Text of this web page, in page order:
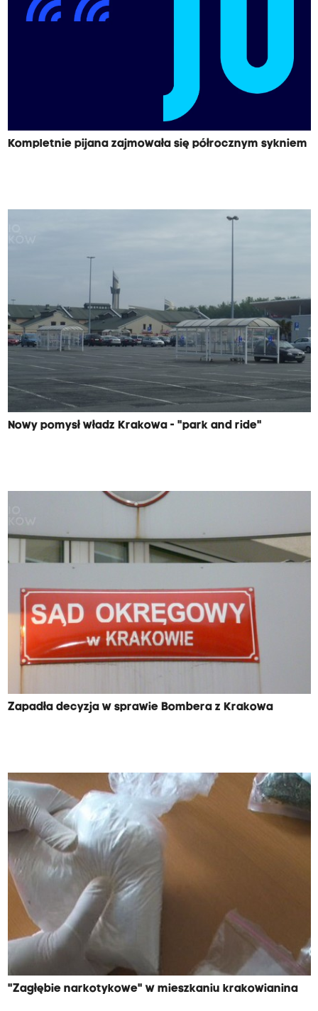
Kompletnie pijana zajmowała się półrocznym sykniem
Nowy pomysł władz Krakowa - "park and ride"
Zapadła decyzja w sprawie Bombera z Krakowa
"Zagłębie narkotykowe" w mieszkaniu krakowianina